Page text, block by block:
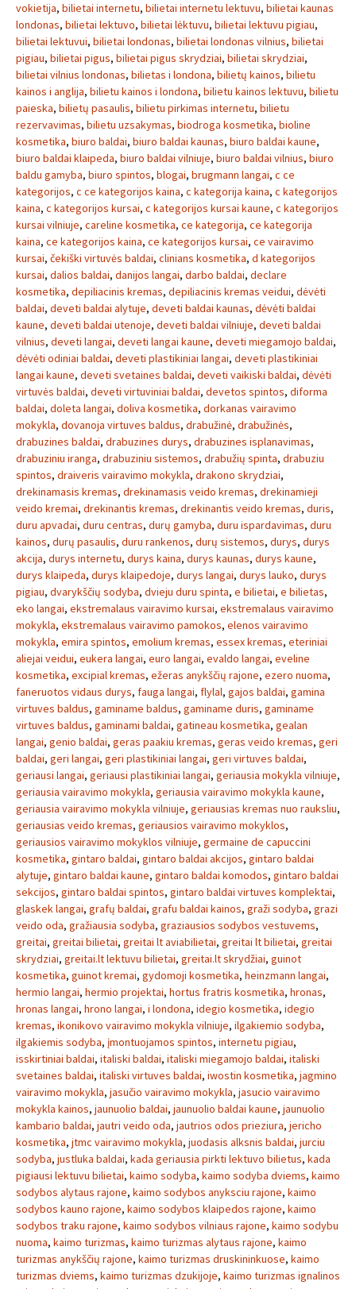
vokietija, bilietai internetu, bilietai internetu lektuvu, bilietai kaunas
londonas, bilietai lektuvo, bilietai lėktuvu, bilietai lektuvu pigiau,
bilietai lektuvui, bilietai londonas, bilietai londonas vilnius, bilietai
pigiau, bilietai pigus, bilietai pigus skrydziai, bilietai skrydziai,
bilietai vilnius londonas, bilietas i londona, bilietų kainos, bilietu
kainos i anglija, bilietu kainos i londona, bilietu kainos lektuvu, bilietu
paieska, bilietų pasaulis, bilietu pirkimas internetu, bilietu
rezervavimas, bilietu uzsakymas, biodroga kosmetika, bioline
kosmetika, biuro baldai, biuro baldai kaunas, biuro baldai kaune,
biuro baldai klaipeda, biuro baldai vilniuje, biuro baldai vilnius, biuro
baldu gamyba, biuro spintos, blogai, brugmann langai, c ce
kategorijos, c ce kategorijos kaina, c kategorija kaina, c kategorijos
kaina, c kategorijos kursai, c kategorijos kursai kaune, c kategorijos
kursai vilniuje, careline kosmetika, ce kategorija, ce kategorija
kaina, ce kategorijos kaina, ce kategorijos kursai, ce vairavimo
kursai, čekiški virtuvės baldai, clinians kosmetika, d kategorijos
kursai, dalios baldai, danijos langai, darbo baldai, declare
kosmetika, depiliacinis kremas, depiliacinis kremas veidui, dėvėti
baldai, deveti baldai alytuje, deveti baldai kaunas, dėvėti baldai
kaune, deveti baldai utenoje, deveti baldai vilniuje, deveti baldai
vilnius, deveti langai, deveti langai kaune, deveti miegamojo baldai,
dėvėti odiniai baldai, deveti plastikiniai langai, deveti plastikiniai
langai kaune, deveti svetaines baldai, deveti vaikiski baldai, dėvėti
virtuvės baldai, deveti virtuviniai baldai, devetos spintos, diforma
baldai, doleta langai, doliva kosmetika, dorkanas vairavimo
mokykla, dovanoja virtuves baldus, drabužinė, drabužinės,
drabuzines baldai, drabuzines durys, drabuzines isplanavimas,
drabuziniu iranga, drabuziniu sistemos, drabužių spinta, drabuziu
spintos, draiveris vairavimo mokykla, drakono skrydziai,
drekinamasis kremas, drekinamasis veido kremas, drekinamieji
veido kremai, drekinantis kremas, drekinantis veido kremas, duris,
duru apvadai, duru centras, durų gamyba, duru ispardavimas, duru
kainos, durų pasaulis, duru rankenos, durų sistemos, durys, durys
akcija, durys internetu, durys kaina, durys kaunas, durys kaune,
durys klaipeda, durys klaipedoje, durys langai, durys lauko, durys
pigiau, dvarykščių sodyba, dvieju duru spinta, e bilietai, e bilietas,
eko langai, ekstremalaus vairavimo kursai, ekstremalaus vairavimo
mokykla, ekstremalaus vairavimo pamokos, elenos vairavimo
mokykla, emira spintos, emolium kremas, essex kremas, eteriniai
aliejai veidui, eukera langai, euro langai, evaldo langai, eveline
kosmetika, excipial kremas, ežeras anykščių rajone, ezero nuoma,
faneruotos vidaus durys, fauga langai, flylal, gajos baldai, gamina
virtuves baldus, gaminame baldus, gaminame duris, gaminame
virtuves baldus, gaminami baldai, gatineau kosmetika, gealan
langai, genio baldai, geras paakiu kremas, geras veido kremas, geri
baldai, geri langai, geri plastikiniai langai, geri virtuves baldai,
geriausi langai, geriausi plastikiniai langai, geriausia mokykla vilniuje,
geriausia vairavimo mokykla, geriausia vairavimo mokykla kaune,
geriausia vairavimo mokykla vilniuje, geriausias kremas nuo rauksliu,
geriausias veido kremas, geriausios vairavimo mokyklos,
geriausios vairavimo mokyklos vilniuje, germaine de capuccini
kosmetika, gintaro baldai, gintaro baldai akcijos, gintaro baldai
alytuje, gintaro baldai kaune, gintaro baldai komodos, gintaro baldai
sekcijos, gintaro baldai spintos, gintaro baldai virtuves komplektai,
glaskek langai, grafų baldai, grafu baldai kainos, graži sodyba, grazi
veido oda, gražiausia sodyba, graziausios sodybos vestuvems,
greitai, greitai bilietai, greitai lt aviabilietai, greitai lt bilietai, greitai
skrydziai, greitai.lt lektuvu bilietai, greitai.lt skrydžiai, guinot
kosmetika, guinot kremai, gydomoji kosmetika, heinzmann langai,
hermio langai, hermio projektai, hortus fratris kosmetika, hronas,
hronas langai, hrono langai, i londona, idegio kosmetika, idegio
kremas, ikonikovo vairavimo mokykla vilniuje, ilgakiemio sodyba,
ilgakiemis sodyba, įmontuojamos spintos, internetu pigiau,
isskirtiniai baldai, italiski baldai, italiski miegamojo baldai, italiski
svetaines baldai, italiski virtuves baldai, iwostin kosmetika, jagmino
vairavimo mokykla, jasučio vairavimo mokykla, jasucio vairavimo
mokykla kainos, jaunuolio baldai, jaunuolio baldai kaune, jaunuolio
kambario baldai, jautri veido oda, jautrios odos prieziura, jericho
kosmetika, jtmc vairavimo mokykla, juodasis alksnis baldai, jurciu
sodyba, justluka baldai, kada geriausia pirkti lektuvo bilietus, kada
pigiausi lektuvu bilietai, kaimo sodyba, kaimo sodyba dviems, kaimo
sodybos alytaus rajone, kaimo sodybos anyksciu rajone, kaimo
sodybos kauno rajone, kaimo sodybos klaipedos rajone, kaimo
sodybos traku rajone, kaimo sodybos vilniaus rajone, kaimo sodybu
nuoma, kaimo turizmas, kaimo turizmas alytaus rajone, kaimo
turizmas anykščių rajone, kaimo turizmas druskininkuose, kaimo
turizmas dviems, kaimo turizmas dzukijoje, kaimo turizmas ignalinos